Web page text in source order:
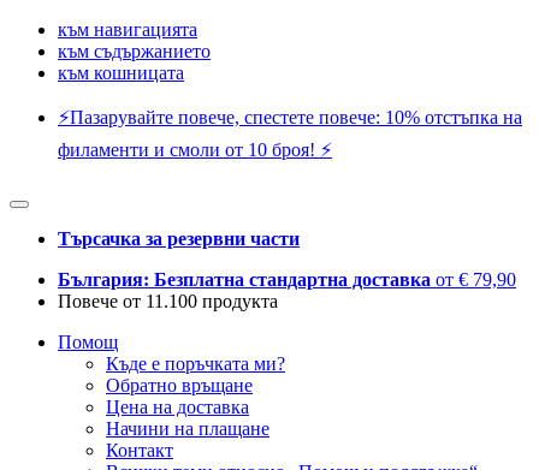
към навигацията
към съдържанието
към кошницата
⚡️Пазарувайте повече, спестете повече: 10% отстъпка на
филаменти и смоли от 10 броя! ⚡️
Търсачка за резервни части
България: Безплатна стандартна доставка от € 79,90
Повече от 11.100 продукта
Помощ
Къде е поръчката ми?
Обратно връщане
Цена на доставка
Начини на плащане
Контакт